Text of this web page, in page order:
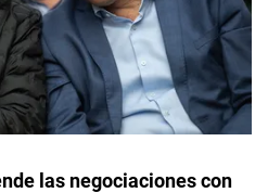
las negociaciones con